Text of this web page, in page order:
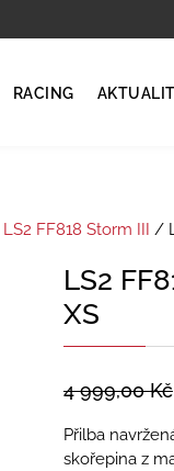
RACING
LS2 FF818 Storm III /
LS2
XS
4 999,00Kč
Přilba
skořepina z